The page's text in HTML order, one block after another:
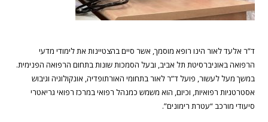
ד”ר אלעד לאור הינו רופא מוסמך, אשר סיים בהצטיינות את לימודי מדעי
הרפואה באוניברסיטת תל אביב, ובעל הסמכות שונות בתחום הרפואה הפנימית.
במשך מעל לעשור, פועל ד”ר לאור בתחומי האורתופדיה, אונקולוגיה וגיבוש
אסטרטגיות רפואיות, וכיום, הוא משמש כמנהל רפואי במרכז רפואי גריאטרי
סיעודי מורכב “עטרת רימונים”.